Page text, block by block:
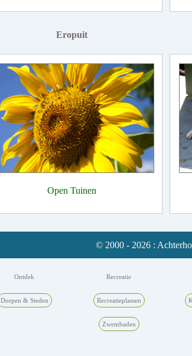
Eropuit
Open Tuinen
© 2000 - 2026 :
Ontdek
Dorpen & Steden
Recreatie
Recreatieplassen
Zwembaden